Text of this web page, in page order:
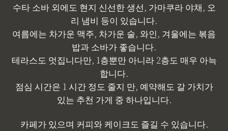
수타 소바 외에도 현지 신선한 생선, 가마쿠라 야채, 오
리 냄비 등이 있습니다.
여름에는 차가운 맥주, 차가운 술, 와인, 겨울에는 볶음
밥과 소바가 좋습니다.
테라스도 멋집니다만, 1층뿐만 아니라 2층도 매우 아늑
합니다.
점심 시간은 1 시간 정도 줄지 만, 예약해도 갈 가치가
있는 추천 가게 중 하나입니다.
카페가 있으며 커피와 케이크도 즐길 수 있습니다.